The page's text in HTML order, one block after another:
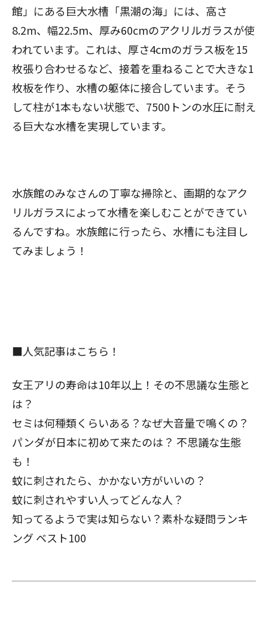
館」にある巨大水槽「黒潮の海」には、高さ
8.2m、幅22.5m、厚み60cmのアクリルガラスが使
われています。これは、厚さ4cmのガラス板を15
枚張り合わせるなど、接着を重ねることで大きな1
枚板を作り、水槽の躯体に接合しています。そう
して柱が1本もない状態で、7500トンの水圧に耐え
る巨大な水槽を実現しています。
水族館のみなさんの丁寧な掃除と、画期的なアク
リルガラスによって水槽を楽しむことができてい
るんですね。水族館に行ったら、水槽にも注目し
てみましょう！
■人気記事はこちら！
女王アリの寿命は10年以上！その不思議な生態と
は？
セミは何種類くらいある？なぜ大音量で鳴くの？
パンダが日本に初めて来たのは？ 不思議な生態
も！
蚊に刺されたら、かかない方がいいの？
蚊に刺されやすい人ってどんな人？
知ってるようで実は知らない？素朴な疑問ランキ
ング ベスト100